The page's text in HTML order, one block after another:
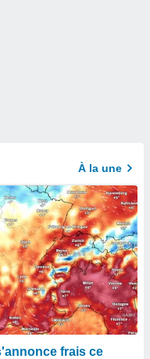
À la une
frais ce